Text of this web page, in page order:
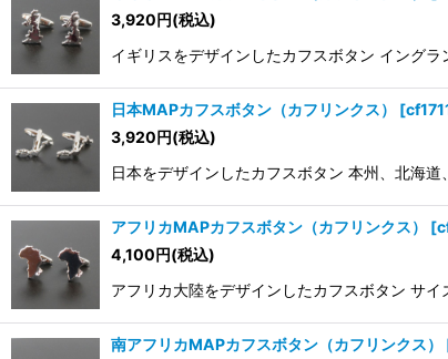
3,920円(税込)
イギリスをデザインしたカフスボタン イング
日本MAPカフスボタン（カフリンクス） [
3,920円(税込)
日本をデザインしたカフスボタン 本州、北海
アフリカMAPカフスボタン（カフリンクス） [
4,100円(税込)
アフリカ大陸をデザインしたカフスボタン サ
南アフリカMAPカフスボタン（カフリンクス）